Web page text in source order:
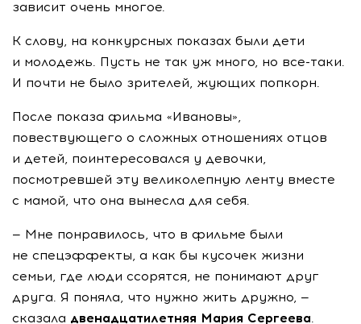
зависит очень многое.
К слову, на конкурсных показах были дети
и молодежь. Пусть не так уж много, но все-таки.
И почти не было зрителей, жующих попкорн.
После показа фильма «Ивановы»,
повествующего о сложных отношениях отцов
и детей, поинтересовался у девочки,
посмотревшей эту великолепную ленту вместе
с мамой, что она вынесла для себя.
— Мне понравилось, что в фильме были
не спецэффекты, а как бы кусочек жизни
семьи, где люди сcорятся, не понимают друг
друга. Я поняла, что нужно жить дружно, —
сказала двенадцатилетняя Мария Сергеева.